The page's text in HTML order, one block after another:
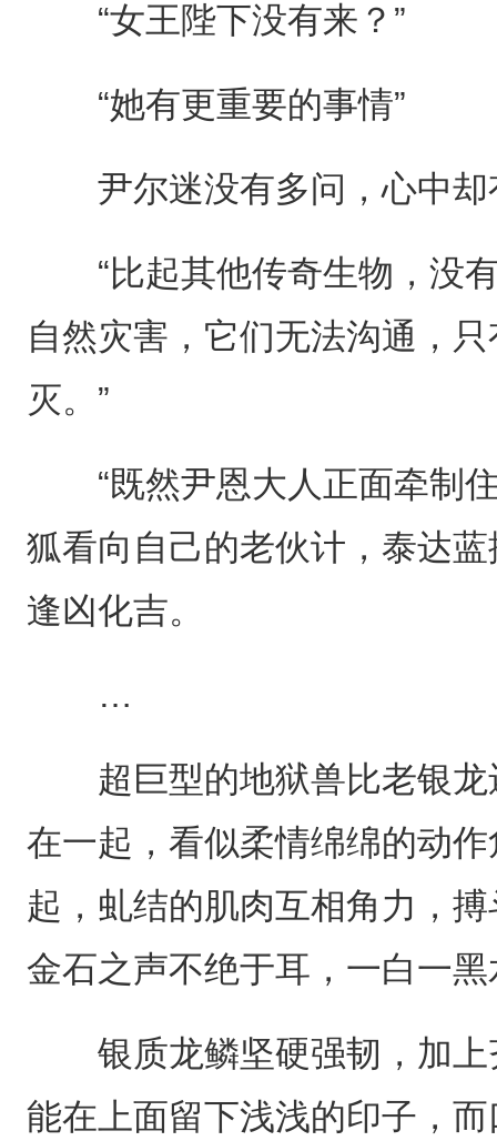
“女王陛下没有来？”
“她有更重要的事情”
尹尔迷没有多问，心中却
“比起其他传奇生物，没有
自然灾害，它们无法沟通，
灭。”
“既然尹恩大人正面牵制住
狐看向自己的老伙计，泰达
逢凶化吉。
…
超巨型的地狱兽比老银龙
在一起，看似柔情绵绵的动
起，虬结的肌肉互相角力，
金石之声不绝于耳，一白一
银质龙鳞坚硬强韧，加上
能在上面留下浅浅的印子，